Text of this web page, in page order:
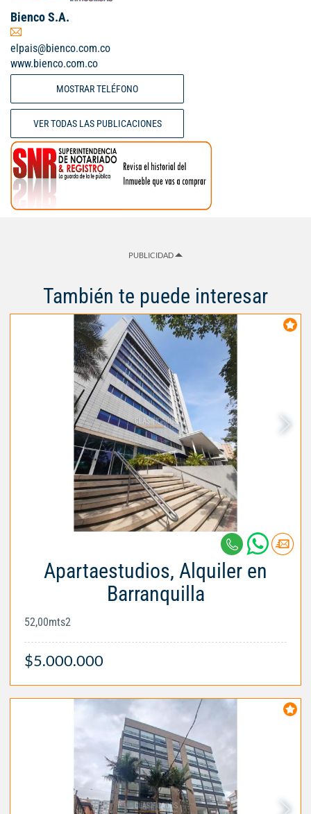
Bienco S.A.
elpais@bienco.com.co
www.bienco.com.co
MOSTRAR TELÉFONO
VER TODAS LAS PUBLICACIONES
PUBLICIDAD
También te puede interesar
Apartaestudios, Alquiler en
Barranquilla
52,00mts2
$5.000.000